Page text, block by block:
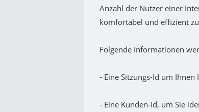
Anzahl der Nutzer einer
komfortabel und effizient
Folgende Informationen
- Eine Sitzungs-Id um
- Eine Kunden-Id, um Sie